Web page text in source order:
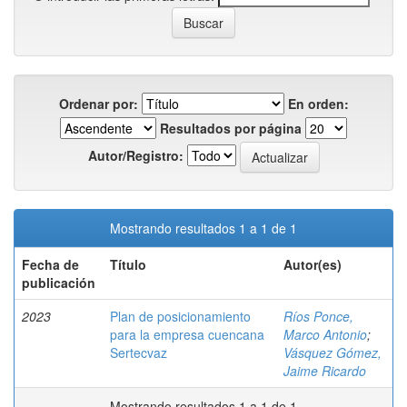
Ordenar por:
En orden:
Resultados por página
Autor/Registro:
Mostrando resultados 1 a 1 de 1
Fecha de
publicación
Título Autor(es)
2023
Plan de posicionamiento
para la empresa cuencana
Sertecvaz
Ríos Ponce,
Marco Antonio;
Vásquez Gómez,
Jaime Ricardo